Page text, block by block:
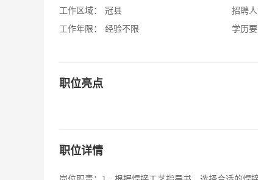
工作区域：
冠县
工作年限：
经验不限
招聘人
学历要
职位亮点
职位详情